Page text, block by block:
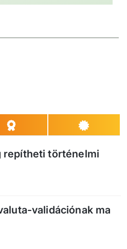
repítheti történelmi
validációnak ma